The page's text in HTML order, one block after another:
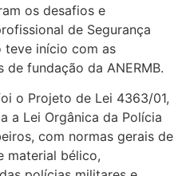
os desafios e
de Segurança
teve início com as
fundação da ANERMB.
o Projeto de Lei 4363/01,
a Lei Orgânica da Polícia
com normas gerais de
material bélico,